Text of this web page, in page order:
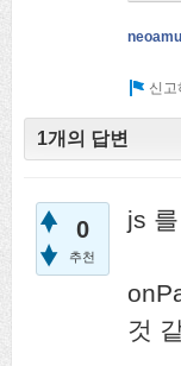
1개의 답변
0
추천
js
것